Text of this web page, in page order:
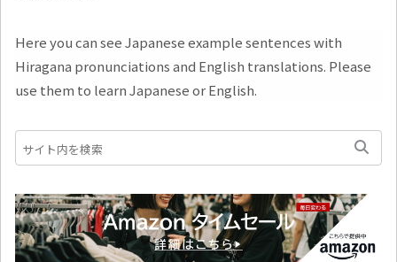
Here you can see Japanese example sentences with
Hiragana pronunciations and English translations. Please
use them to learn Japanese or English.